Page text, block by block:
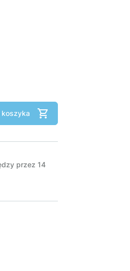
koszyka
przez 14